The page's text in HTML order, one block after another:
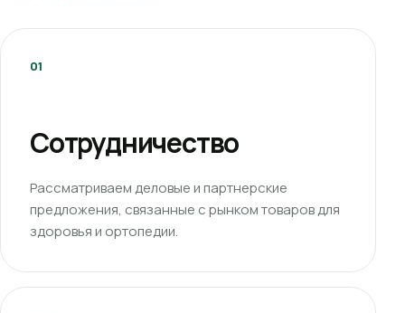
01
Сотрудничество
Рассматриваем деловые и партнерские
предложения, связанные с рынком товаров для
здоровья и ортопедии.